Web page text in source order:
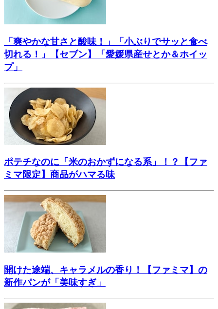
「爽やかな甘さと酸味！」「小ぶりでサッと食べ
切れる！」【セブン】「愛媛県産せとか＆ホイッ
プ」
ポテチなのに「米のおかずになる系」！？【ファ
ミマ限定】商品がハマる味
開けた途端、キャラメルの香り！【ファミマ】の
新作パンが「美味すぎ」